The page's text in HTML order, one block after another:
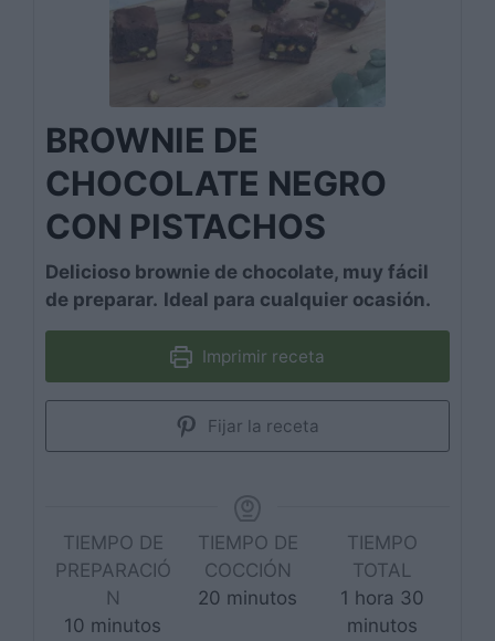
BROWNIE DE
CHOCOLATE NEGRO
CON PISTACHOS
Delicioso brownie de chocolate, muy fácil
de preparar. Ideal para cualquier ocasión.
Imprimir receta
Fijar la receta
TIEMPO DE
PREPARACIÓ
N
10 minutos
minutos
TIEMPO DE
COCCIÓN
20 minutos
minutos
TIEMPO
TOTAL
1 hora
hora 30
minutos